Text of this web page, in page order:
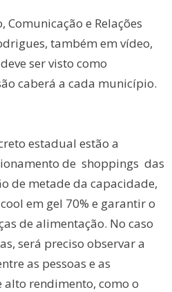
Comunicação e Relações
também em vídeo,
ser visto como
caberá a cada município.
estadual estão a
de shoppings das
de metade da capacidade,
em gel 70% e garantir o
de alimentação. No caso
será preciso observar a
as pessoas e as
rendimento, como o